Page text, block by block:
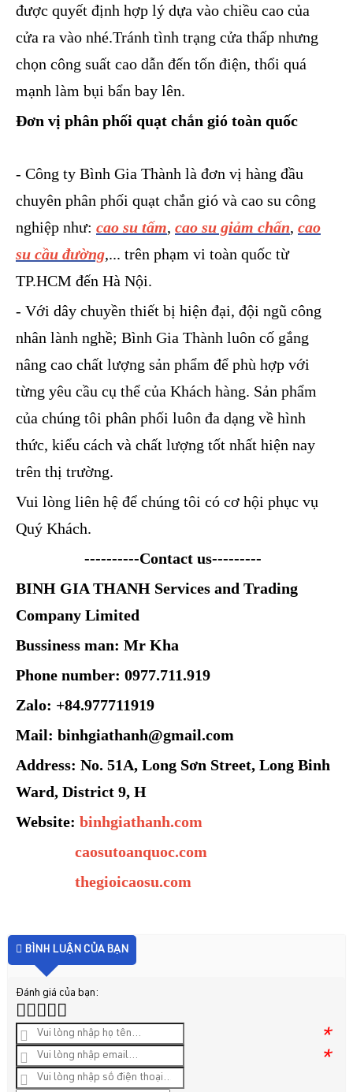
được quyết định hợp lý dựa vào chiều cao của
cửa ra vào nhé.Tránh tình trạng cửa thấp nhưng
chọn công suất cao dẫn đến tốn điện, thổi quá
mạnh làm bụi bẩn bay lên.
Đơn vị phân phối quạt chắn gió toàn quốc
- Công ty Bình Gia Thành là đơn vị hàng đầu
chuyên phân phối quạt chắn gió và cao su công
nghiệp như: cao su tấm, cao su giảm chấn, cao
su cầu đường,... trên phạm vi toàn quốc từ
TP.HCM đến Hà Nội.
- Với dây chuyền thiết bị hiện đại, đội ngũ công
nhân lành nghề; Bình Gia Thành luôn cố gắng
nâng cao chất lượng sản phẩm để phù hợp với
từng yêu cầu cụ thể của Khách hàng. Sản phẩm
của chúng tôi phân phối luôn đa dạng về hình
thức, kiểu cách và chất lượng tốt nhất hiện nay
trên thị trường.
Vui lòng liên hệ để chúng tôi có cơ hội phục vụ
Quý Khách.
----------Contact us---------
BINH GIA THANH Services and Trading
Company Limited
Bussiness man: Mr Kha
Phone number: 0977.711.919
Zalo: +84.977711919
Mail: binhgiathanh@gmail.com
Address: No. 51A, Long Sơn Street, Long Binh
Ward, District 9, H
Website: binhgiathanh.com
caosutoanquoc.com
thegioicaosu.com
BÌNH LUẬN CỦA BẠN
Đánh giá của bạn:
*
*